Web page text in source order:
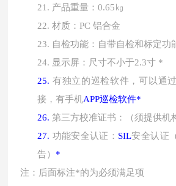
21. 产品重量：0.65㎏
22.材质：PC 铝合金
23. 自检功能：自带自检和标定功
24. 显示屏：尺寸不小于2.3寸 *
25.有独立的巡检软件，可以通
接，有手机APP巡检软件*
26.第三方校准证书：（须提供机
27. 功能安全认证： SIL安全认证
告） *
注：后面标注*的为必须满足项